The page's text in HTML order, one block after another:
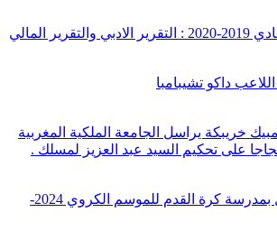
المالي
داكو تشيبامبا
خريبكة يراسل الجامعة الملكية المغربية
على تحكيم السيد عبد العزيز لمسلك .
افتتاح التسجيل بمدرسة كرة القدم للموسم الكروي 2024-